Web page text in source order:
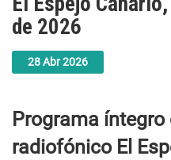
28Abr2026
de 2026
Programa
radiofónico El